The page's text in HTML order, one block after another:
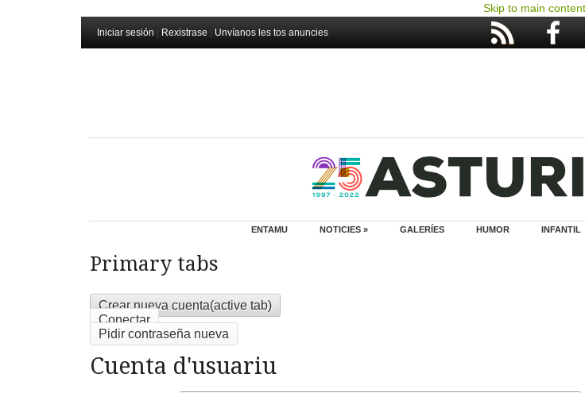
Skip to main content
Iniciar sesión Rexistrase Unvíanos les tos anuncies
ENTAMU NOTICIES » GALERÍES HUMOR INFANTIL
Primary tabs
Crear nueva cuenta(active tab)
Conectar
Pidir contraseña nueva
Cuenta d'usuariu